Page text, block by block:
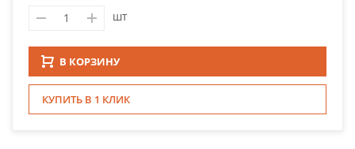
шт
В КОРЗИНУ
КУПИТЬ В 1 КЛИК